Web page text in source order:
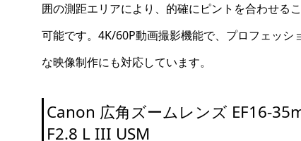
囲の測距エリアにより、的確にピントを合わせる
可能です。4K/60P動画撮影機能で、プロフェッシ
な映像制作にも対応しています。
Canon 広角ズームレンズ EF16-
F2.8 L III USM